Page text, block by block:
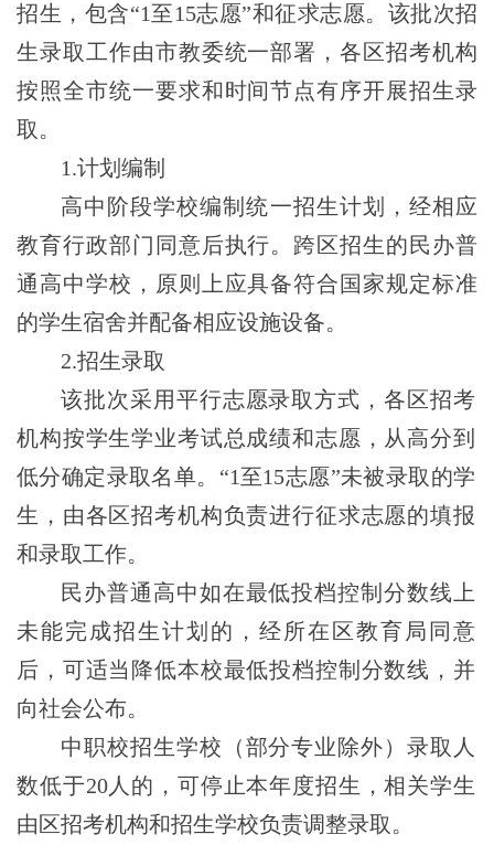
招生，包含“1至15志愿”和征求志愿。 该批次招
生录取工作由市教委统一部署，各区招考机构
按照全市统一要求和时间节点有序开展招生录
取。
1.计划编制
高中阶段学校编制统一招生计划，经相应
教育行政部门同意后执行。跨区招生的民办普
通高中学校，原则上应具备符合国家规定标准
的学生宿舍并配备相应设施设备。
2.招生录取
该批次采用平行志愿录取方式，各区招考
机构按学生学业考试总成绩和志愿 ，从高分到
低分确定录取名单。 “1至15志愿”未被录取的学
生，由各区招考机构负责进行征求志愿的填报
和录取工作。
民办普通高中如在最低投档控制分数线上
未能完成招生计划的，经所在区教育局同意
后，可适当降低本校最低投档控制分数线，并
向社会公布。
中职校招生学校（部分专业除外）录取人
数低于20人的， 可停止本年度招生 ，相关学生
由区招考机构和招生学校负责调整录取 。